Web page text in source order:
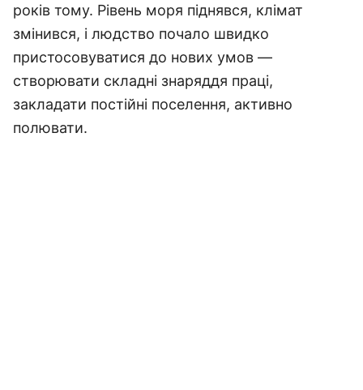
років тому. Рівень моря піднявся, клімат
змінився, і людство почало швидко
пристосовуватися до нових умов —
створювати складні знаряддя праці,
закладати постійні поселення, активно
полювати.